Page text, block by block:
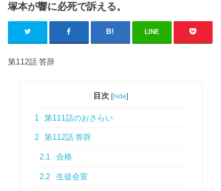
塚本が響に必死で訴える。
LINE
第112話 答辞
目次 [hide]
1 第111話のおさらい
2 第112話 答辞
2.1 合格
2.2 生徒会室